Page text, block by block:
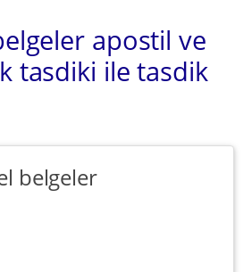
apostil ve
tasdiki ile tasdik
belgeler